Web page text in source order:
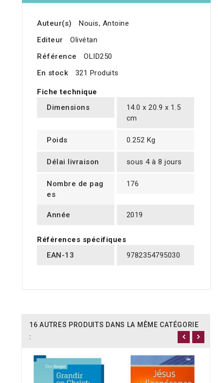
Auteur(s)
Nouis, Antoine
Editeur
Olivétan
Référence
OLID250
En stock
321 Produits
Fiche technique
Dimensions
14.0 x 20.9 x 1.5
cm
Poids 0.252 Kg
Délai livraison sous 4 à 8 jours
Nombre de pag
es
176
Année 2019
Références spécifiques
EAN-13
9782354795030
16 AUTRES PRODUITS DANS LA MÊME CATÉGORIE
: